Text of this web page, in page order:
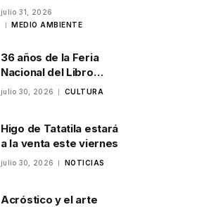
sostenibilidad en
México
julio 31, 2026
MEDIO AMBIENTE
36 años de la Feria
Nacional del Libro
Infantil y Juvenil en
julio 30, 2026 CULTURA
Higo de Tatatila estará
a la venta este viernes
julio 30, 2026 NOTICIAS
Acróstico y el arte